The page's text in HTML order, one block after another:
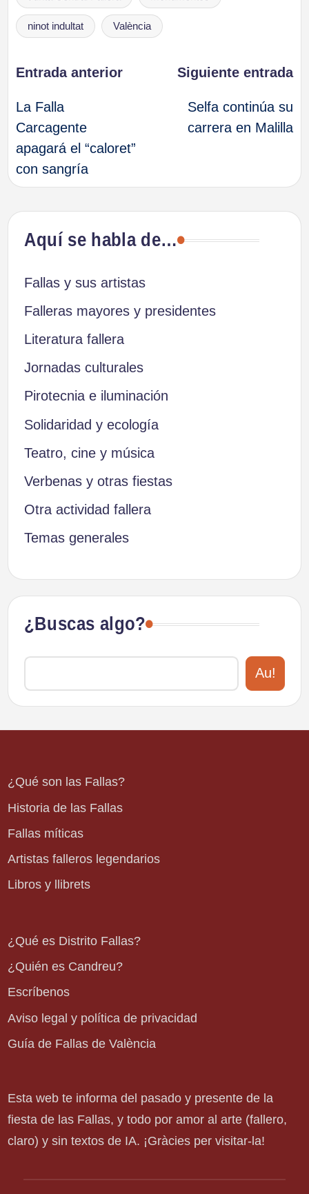
ninot indultat València
Navegación
de
entradas
Entrada anterior
La Falla
Carcagente
apagará el “caloret”
con sangría
Siguiente entrada
Selfa continúa su
carrera en Malilla
Aquí se habla de…
Fallas y sus artistas
Falleras mayores y presidentes
Literatura fallera
Jornadas culturales
Pirotecnia e iluminación
Solidaridad y ecología
Teatro, cine y música
Verbenas y otras fiestas
Otra actividad fallera
Temas generales
¿Buscas algo?
Au!
¿Qué son las Fallas?
Historia de las Fallas
Fallas míticas
Artistas falleros legendarios
Libros y llibrets
¿Qué es Distrito Fallas?
¿Quién es Candreu?
Escríbenos
Aviso legal y política de privacidad
Guía de Fallas de València
Esta web te informa del pasado y presente de la
fiesta de las Fallas, y todo por amor al arte (fallero,
claro) y sin textos de IA. ¡Gràcies per visitar-la!